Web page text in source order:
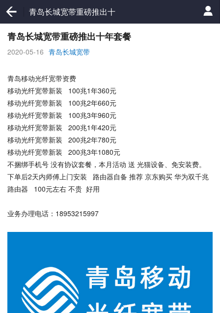
青岛长城宽带重磅推出十
年套餐
青岛长城宽带重磅推出十年套餐
2020-05-16 青岛长城宽带
青岛移动光纤宽带资费
移动光纤宽带新装 100兆1年360元
移动光纤宽带新装 100兆2年660元
移动光纤宽带新装 100兆3年960元
移动光纤宽带新装 200兆1年420元
移动光纤宽带新装 200兆2年780元
移动光纤宽带新装 200兆3年1080元
不捆绑手机号 没有协议套餐，本月活动 送 光猫设备、免安装费。
下单后2天内师傅上门安装 路由器自备 推荐 京东购买 华为双千兆
路由器 100元左右 不贵 好用
业务办理电话：18953215997